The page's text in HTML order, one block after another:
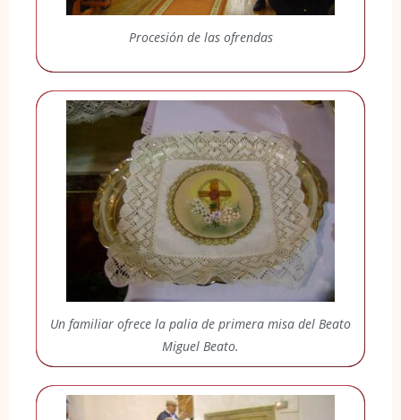
Procesión de las ofrendas
Un familiar ofrece la palia de primera misa del Beato
Miguel Beato.